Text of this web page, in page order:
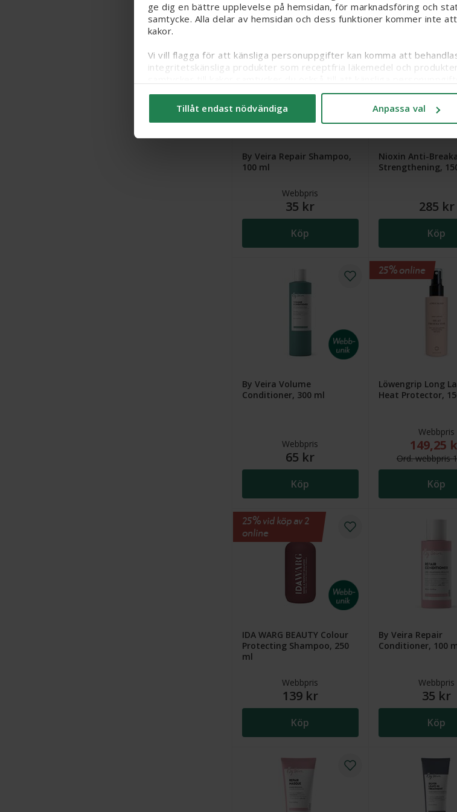
ge dig en bättre upplevelse på hemsidan, för marknadsföring och
samtycke. Alla delar av hemsidan och dess funktioner kommer inte
kakor.
Vi vill flagga för att känsliga personuppgifter kan komma att
integritetskänsliga produkter som receptfria läkemedel och
Du kan ändra/dra tillbaka ditt samtycke och läsa mer om vilka kakor vi
här.
Tillåt endast nödvändiga Anpassa val
Köp Köp
By Veira Repair Shampoo,
100 ml
Webbpris
35 kr
Köp
Nioxin Anti-
Strengthening,
285 kr
Köp
By Veira Volume
Conditioner, 300 ml
Webbpris
65 kr
Köp
Löwengrip Long
Heat Protector,
Webbpris
Nytt
149,25
Ord.webbpris
Köp
25% online
IDA WARG BEAUTY Colour
Protecting Shampoo, 250
ml
Webbpris
139 kr
Köp
25% vid köp av 2
online
By Veira Repair
Conditioner, 100
Webbpris
35 kr
Köp